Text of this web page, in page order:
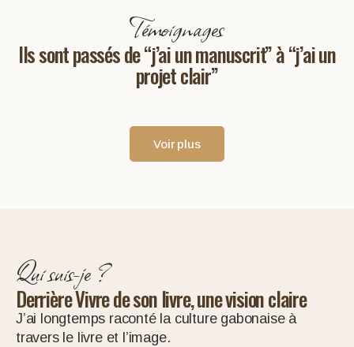
Témoignages
Ils sont passés de “j’ai un manuscrit” à “j’ai un
projet clair”
Voir plus
Qui suis-je ?
Derrière Vivre de son livre, une vision claire
J’ai longtemps raconté la culture gabonaise à
travers le livre et l’image.